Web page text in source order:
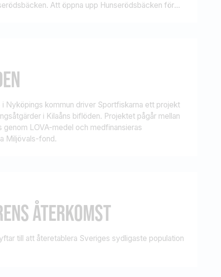
Att öppna upp Hunserödsbäcken för
i Nyköpings kommun driver Sportfiskarna ett projekt
i Kilaåns biflöden. Projektet pågår mellan
LOVA-medel och medfinansieras
Miljövals-fond.
ÅTERKOMST
till att återetablera Sveriges sydligaste population